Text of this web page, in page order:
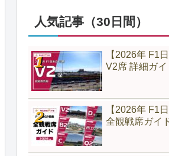
人気記事（30日間）
【2026年 F1
V2席 詳細ガイ
【2026年 F1
全観戦席ガイ